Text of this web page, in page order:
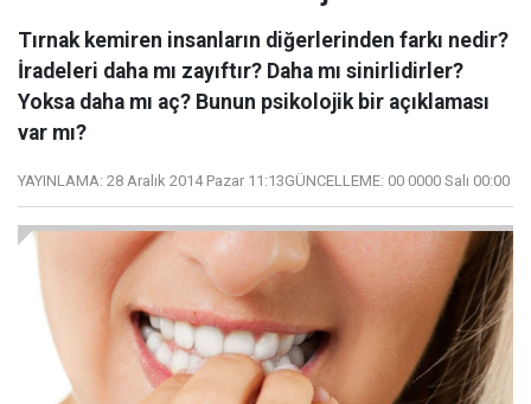
Tırnak kemiren insanların diğerlerinden farkı nedir?
İradeleri daha mı zayıftır? Daha mı sinirlidirler?
Yoksa daha mı aç? Bunun psikolojik bir açıklaması
var mı?
YAYINLAMA: 28 Aralık 2014 Pazar 11:13GÜNCELLEME: 00 0000 Salı 00:00